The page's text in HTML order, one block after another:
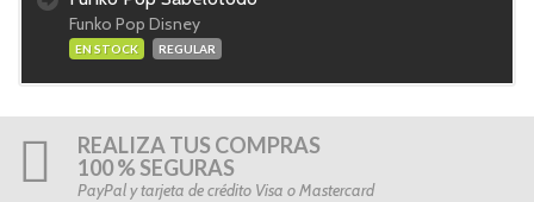
Funko Pop Disney
EN STOCK REGULAR
REALIZA TUS COMPRAS
100 % SEGURAS
PayPal y tarjeta de crédito Visa o Mastercard